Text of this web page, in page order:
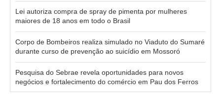
Lei autoriza compra de spray de pimenta por mulheres
maiores de 18 anos em todo o Brasil
Corpo de Bombeiros realiza simulado no Viaduto do Sumaré
durante curso de prevenção ao suicídio em Mossoró
Pesquisa do Sebrae revela oportunidades para novos
negócios e fortalecimento do comércio em Pau dos Ferros